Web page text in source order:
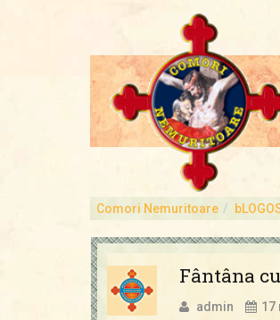
Comori Nemuritoare
Fântâna
admin 17